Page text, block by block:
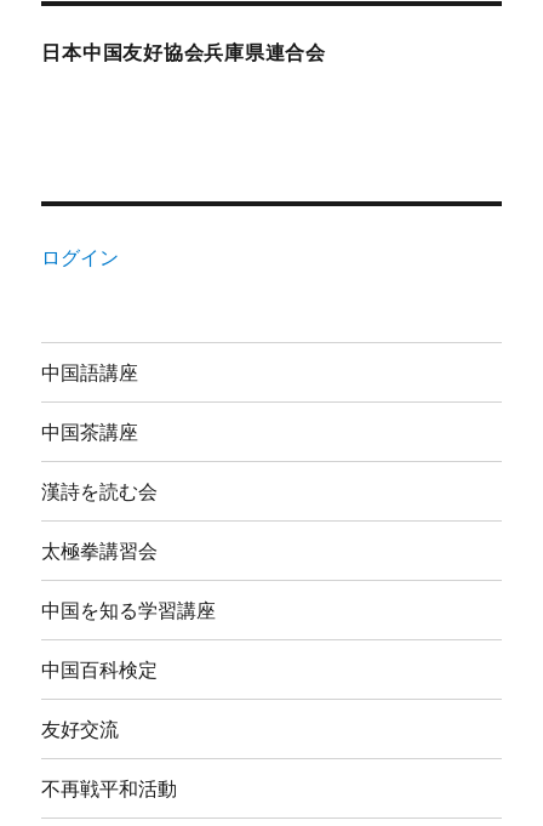
日本中国友好協会兵庫県連合会
ログイン
中国語講座
中国茶講座
漢詩を読む会
太極拳講習会
中国を知る学習講座
中国百科検定
友好交流
不再戦平和活動